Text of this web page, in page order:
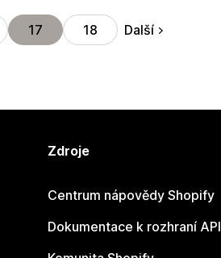
17 18 Další
Zdroje
Centrum nápovědy Shopify
Dokumentace k rozhraní API